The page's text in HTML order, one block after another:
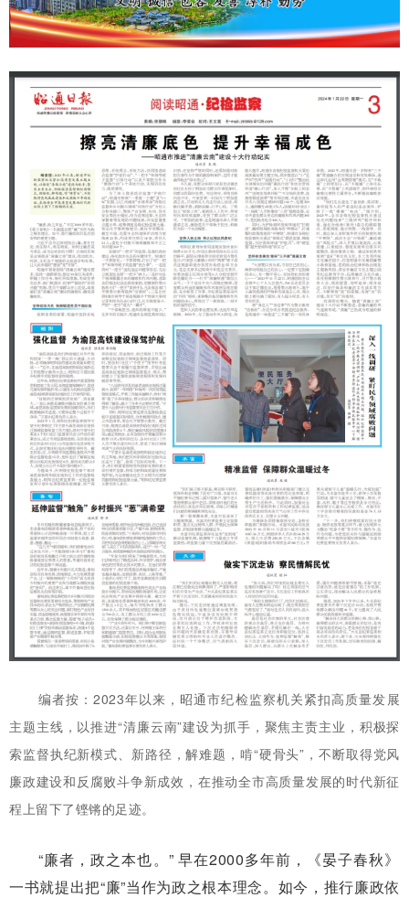
编者按：2023年以来，昭通市纪检监察机关紧扣高质量发展
主题主线，以推进“清廉云南”建设为抓手，聚焦主责主业，积极探
索监督执纪新模式、新路径，解难题，啃“硬骨头”，不断取得党风
廉政建设和反腐败斗争新成效，在推动全市高质量发展的时代新征
程上留下了铿锵的足迹。
“廉者，政之本也。” 早在2000多年前，《晏子春秋》
一书就提出把“廉”当作为政之根本理念。如今，推行廉政依